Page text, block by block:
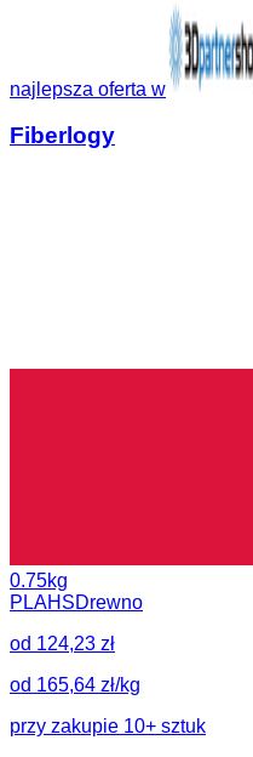
najlepsza oferta w
Fiberlogy
0.75kg
PLAHSDrewno
od 124,23 zł
od 165,64 zł/kg
przy zakupie 10+ sztuk